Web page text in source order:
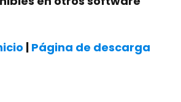
| Página de descarga